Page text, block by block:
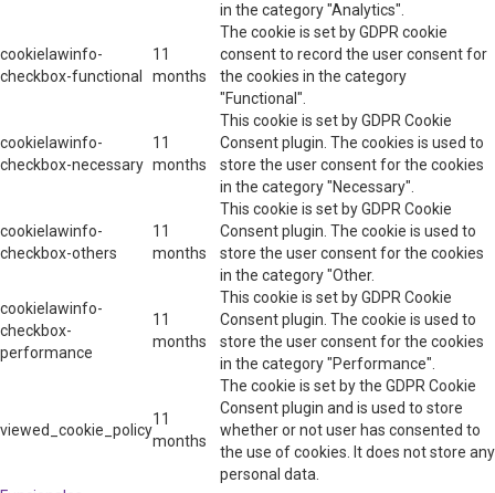
in the category "Analytics".
cookielawinfo-
checkbox-functional
11
months
The cookie is set by GDPR cookie
consent to record the user consent for
the cookies in the category
"Functional".
cookielawinfo-
checkbox-necessary
11
months
This cookie is set by GDPR Cookie
Consent plugin. The cookies is used to
store the user consent for the cookies
in the category "Necessary".
cookielawinfo-
checkbox-others
11
months
This cookie is set by GDPR Cookie
Consent plugin. The cookie is used to
store the user consent for the cookies
in the category "Other.
cookielawinfo-
checkbox-
performance
11
months
This cookie is set by GDPR Cookie
Consent plugin. The cookie is used to
store the user consent for the cookies
in the category "Performance".
viewed_cookie_policy
11
months
The cookie is set by the GDPR Cookie
Consent plugin and is used to store
whether or not user has consented to
the use of cookies. It does not store any
personal data.